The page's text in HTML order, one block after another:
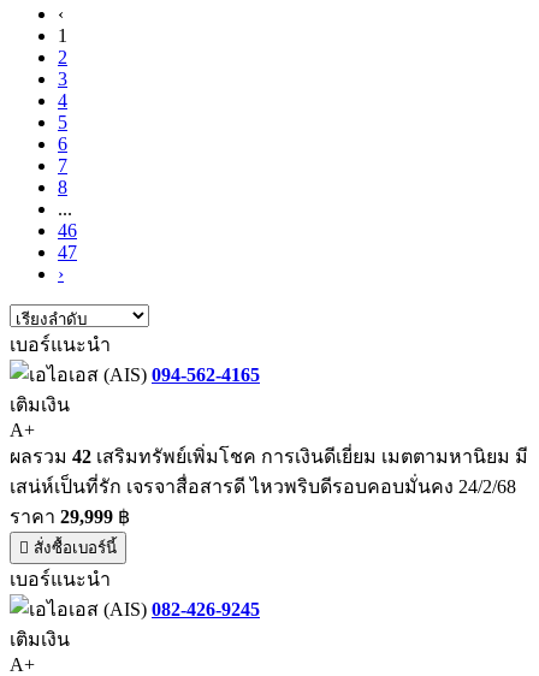
‹
1
2
3
4
5
6
7
8
...
46
47
›
เบอร์แนะนำ
094-562-4165
เติมเงิน
A+
ผลรวม 42 เสริมทรัพย์เพิ่มโชค การเงินดีเยี่ยม เมตตามหานิยม มี
เสน่ห์เป็นที่รัก เจรจาสื่อสารดี ไหวพริบดีรอบคอบมั่นคง 24/2/68
ราคา 29,999 ฿
สั่งซื้อเบอร์นี้
เบอร์แนะนำ
082-426-9245
เติมเงิน
A+